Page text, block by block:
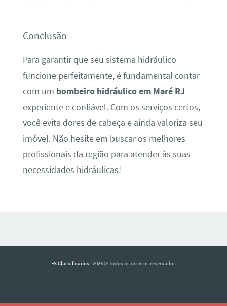
Conclusão
Para garantir que seu sistema hidráulico
funcione perfeitamente, é fundamental contar
com um bombeiro hidráulico em Maré RJ
experiente e confiável. Com os serviços certos,
você evita dores de cabeça e ainda valoriza seu
imóvel. Não hesite em buscar os melhores
profissionais da região para atender às suas
necessidades hidráulicas!
FS Classificados · 2026 © Todos os direitos reservados